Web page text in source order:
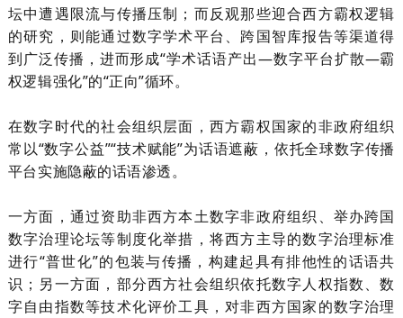
坛中遭遇限流与传播压制；而反观那些迎合西方霸权逻辑
的研究，则能通过数字学术平台、跨国智库报告等渠道得
到广泛传播，进而形成“学术话语产出—数字平台扩散—霸
权逻辑强化”的“正向”循环。
在数字时代的社会组织层面，西方霸权国家的非政府组织
常以“数字公益”“技术赋能”为话语遮蔽，依托全球数字传播
平台实施隐蔽的话语渗透。
一方面，通过资助非西方本土数字非政府组织、举办跨国
数字治理论坛等制度化举措，将西方主导的数字治理标准
进行“普世化”的包装与传播，构建起具有排他性的话语共
识；另一方面，部分西方社会组织依托数字人权指数、数
字自由指数等技术化评价工具，对非西方国家的数字治理